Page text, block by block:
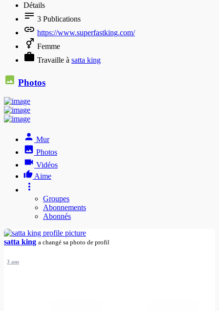
Détails
3 Publications
https://www.superfastking.com/
Femme
Travaille à satta king
Photos
Mur
Photos
Vidéos
Aime
Groupes
Abonnements
Abonnés
satta king a changé sa photo de profil
3 ans